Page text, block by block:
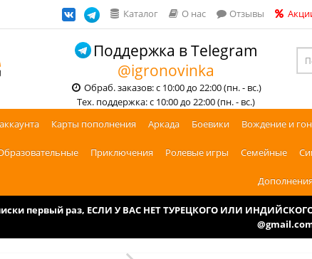
Каталог О нас Отзывы
Поддержка в Telegram
@igronovinka
Обраб. заказов: с 10:00 до 22:00 (пн. - вс.)
Тех. поддержка: с 10:00 до 22:00 (пн. - вс.)
Карты пополнения Аркада Боевики Вождение и
Приключения Ролевые игры Семейные
первый раз, ЕСЛИ У ВАС НЕТ ТУРЕЦКОГО ИЛИ